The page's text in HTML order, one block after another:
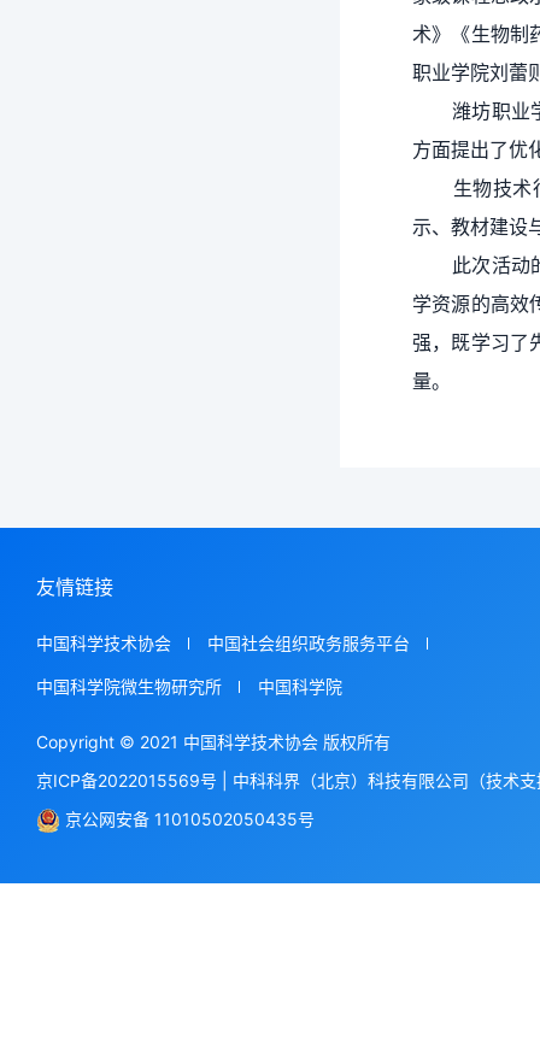
术》《生物制
职业学院刘蕾
潍坊职业
方面提出了优
生物技术
示、教材建设
此次活动
学资源的高效
强，既学习了
量。
友情链接
中国科学技术协会 中国社会组织政务服务平台
中国科学院微生物研究所 中国科学院
Copyright © 2021 中国科学技术协会 版权所有
京ICP备2022015569号
中科科界（北京）科技有限公司（技术
京公网安备 11010502050435号